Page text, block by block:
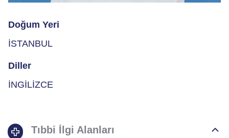
Doğum Yeri
İSTANBUL
Diller
İNGİLİZCE
Tıbbi İlgi Alanları